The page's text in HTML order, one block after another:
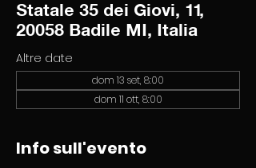
Statale 35 dei Giovi, 11,
20058 Badile MI, Italia
Altre date
dom 13 set, 8:00
dom 11 ott, 8:00
Info sull'evento